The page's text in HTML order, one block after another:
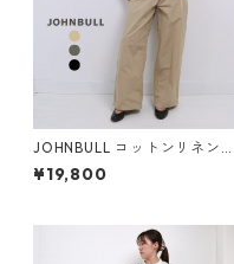
JOHNBULL コットンリネンカ
ルゼイージーパンツ レディー
ス ジョンブル JL243P07 チノ
¥19,800